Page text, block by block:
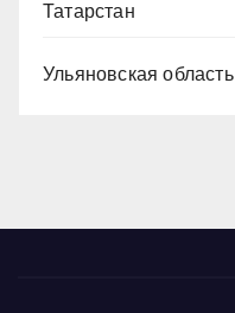
Татарстан
Ульяновская область